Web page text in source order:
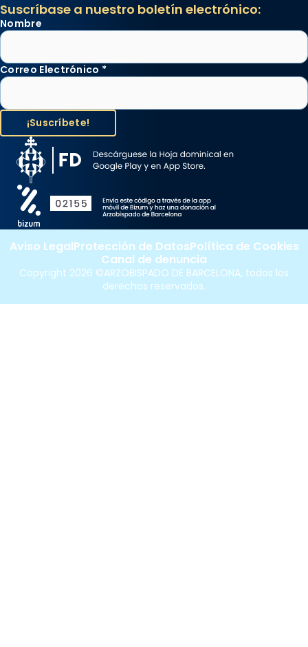
Suscríbase a nuestro boletín electrónico:
Nombre
Correo Electrónico *
Copyright 2026 ©ARZOBISPADO DE BARCELONA, todos los
derechos reservados.
Aviso LegalProtección de DatosPolítica de Cookies
Canal de denuncia